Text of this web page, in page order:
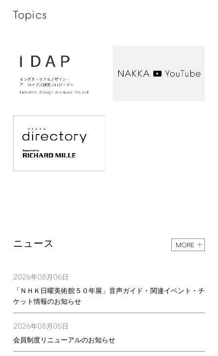
Topics
ニュース MORE
2026年08月 06日
「ＮＨＫ日曜美術館５０年展」音声ガイド・関連イベント・チ
ケット情報のお知らせ
2026年08月 05日
会員制度リニューアルのお知らせ